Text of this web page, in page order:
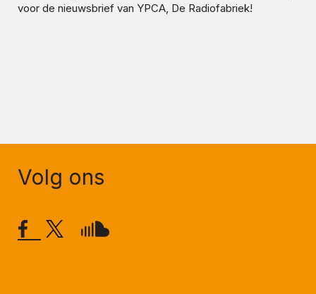
voor de nieuwsbrief van YPCA, De Radiofabriek!
Volg ons